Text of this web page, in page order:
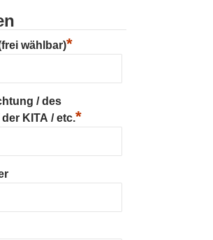
wählbar)*
/ des
KITA / etc.*